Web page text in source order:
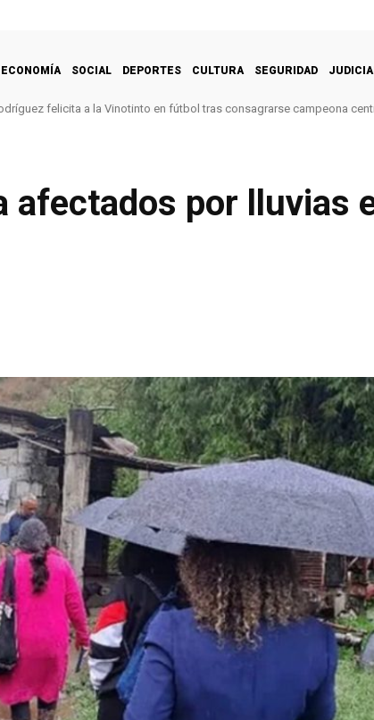
ECONOMÍA SOCIAL DEPORTES CULTURA SEGURIDAD
felicita a la Vinotinto en fútbol tras consagrarse campeona
afectados por lluvias